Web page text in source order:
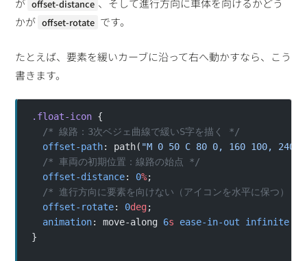
が offset-distance 、そして進行方向に車体を向けるかどう
かが offset-rotate です。
たとえば、要素を緩いカーブに沿って右へ動かすなら、こう
書きます。
.float-icon {
  /* 線路：3次ベジェ曲線で緩いS字を描く */
  offset-path
: path( "M 0 50 C 80 0, 160 100, 240
  /* 車両の初期位置：線路の始点 */
  offset-distance
: 0%;
  /* 進行方向に要素を向けない（アイコンを水平に保つ） */
  offset-rotate
: 0deg;
  animation
: move-along 6s ease-in-out infinite
}